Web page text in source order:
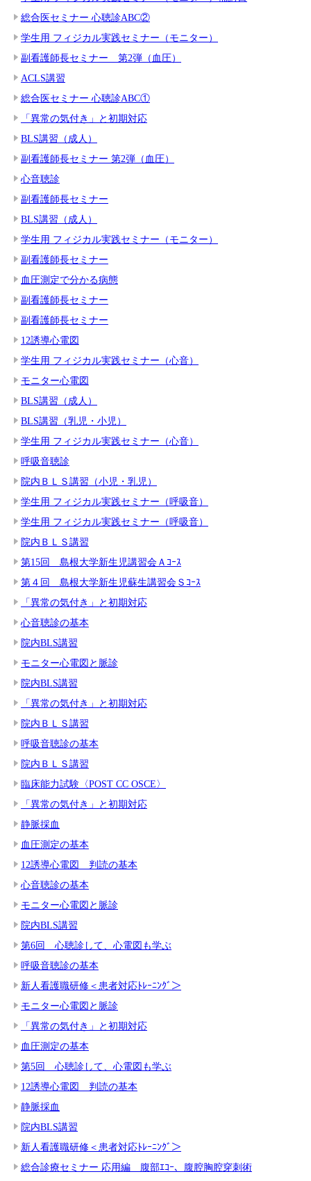
総合医セミナー 心聴診ABC②
学生用 フィジカル実践セミナー（モニター）
副看護師長セミナー 第2弾（血圧）
ACLS講習
総合医セミナー 心聴診ABC①
「異常の気付き」と初期対応
BLS講習（成人）
副看護師長セミナー 第2弾（血圧）
心音聴診
副看護師長セミナー
BLS講習（成人）
学生用 フィジカル実践セミナー（モニター）
副看護師長セミナー
血圧測定で分かる病態
副看護師長セミナー
副看護師長セミナー
12誘導心電図
学生用 フィジカル実践セミナー（心音）
モニター心電図
BLS講習（成人）
BLS講習（乳児・小児）
学生用 フィジカル実践セミナー（心音）
呼吸音聴診
院内ＢＬＳ講習（小児・乳児）
学生用 フィジカル実践セミナー（呼吸音）
学生用 フィジカル実践セミナー（呼吸音）
院内ＢＬＳ講習
第15回 島根大学新生児講習会Ａｺｰｽ
第４回 島根大学新生児蘇生講習会Ｓｺｰｽ
「異常の気付き」と初期対応
心音聴診の基本
院内BLS講習
モニター心電図と脈診
院内BLS講習
「異常の気付き」と初期対応
院内ＢＬＳ講習
呼吸音聴診の基本
院内ＢＬＳ講習
臨床能力試験〈POST CC OSCE〉
「異常の気付き」と初期対応
静脈採血
血圧測定の基本
12誘導心電図 判読の基本
心音聴診の基本
モニター心電図と脈診
院内BLS講習
第6回 心聴診して、心電図も学ぶ
呼吸音聴診の基本
新人看護職研修＜患者対応ﾄﾚｰﾆﾝｸﾞ＞
モニター心電図と脈診
「異常の気付き」と初期対応
血圧測定の基本
第5回 心聴診して、心電図も学ぶ
12誘導心電図 判読の基本
静脈採血
院内BLS講習
新人看護職研修＜患者対応ﾄﾚｰﾆﾝｸﾞ＞
総合診療セミナー 応用編 腹部ｴｺｰ、腹腔胸腔穿刺術